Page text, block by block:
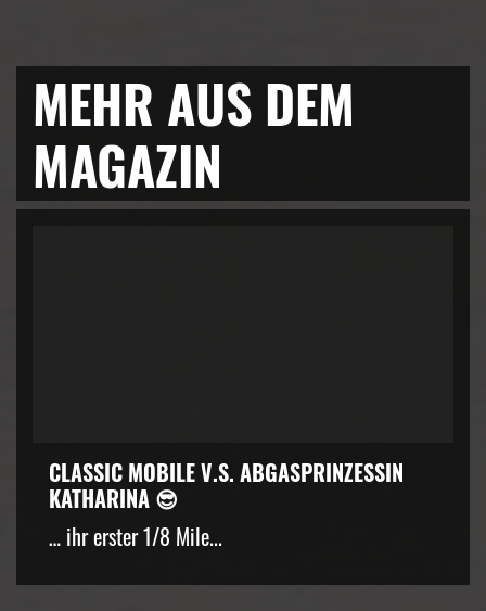
MEHR AUS DEM
MAGAZIN
CLASSIC MOBILE V.S. ABGASPRINZESSIN
KATHARINA 😎
… ihr erster 1/8 Mile...